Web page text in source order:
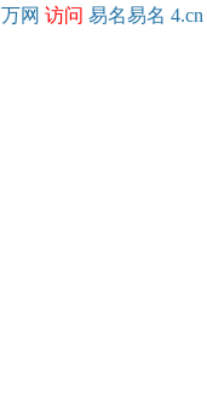
万网 访问 易名易名 4.cn